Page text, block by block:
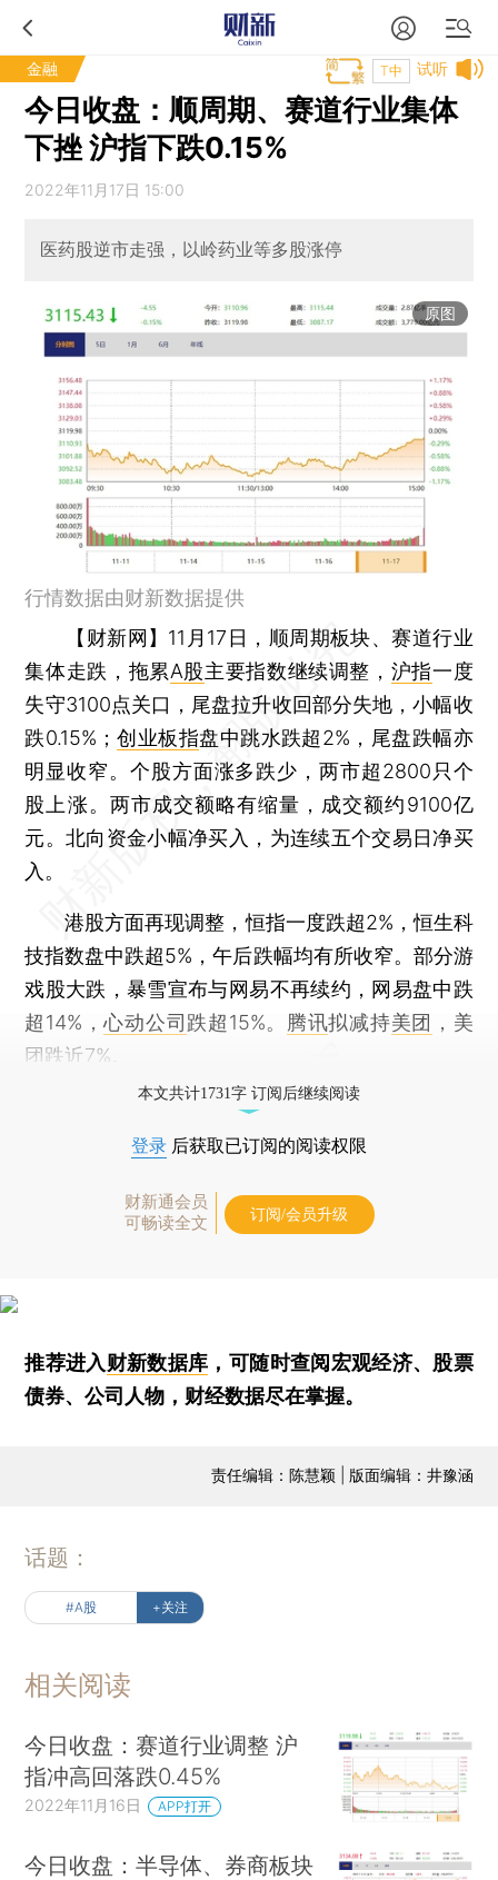
金融 试听
T中
今日收盘：顺周期、赛道行业集体
下挫 沪指下跌0.15%
2022年11月17日 15:00
医药股逆市走强，以岭药业等多股涨停
原图
行情数据由财新数据提供
【财新网】 11月17日，顺周期板块、赛道行业
集体走跌，拖累A股主要指数继续调整， 沪指一度
失守3100点关口，尾盘拉升收回部分失地，小幅收
跌0.15%； 创业板指盘中跳水跌超2%，尾盘跌幅亦
明显收窄。个股方面涨多跌少，两市超2800只个
股上涨。两市成交额略有缩量，成交额约9100亿
元。北向资金小幅净买入，为连续五个交易日净买
入。
港股方面再现调整，恒指一度跌超2%，恒生科
技指数盘中跌超5%，午后跌幅均有所收窄。部分游
戏股大跌，暴雪宣布与网易不再续约，网易盘中跌
超14%，心动公司跌超15%。 腾讯拟减持美团 ，美
团跌近7%。
本文共计1731字 订阅后继续阅读
登录 后获取已订阅的阅读权限
财新通会员
可畅读全文
订阅/会员升级
推荐进入财新数据库 ，可随时查阅宏观经济、股票
债券、公司人物，财经数据尽在掌握。
责任编辑：陈慧颖 | 版面编辑：井豫涵
话题：
#A股 +关注
相关阅读
今日收盘：赛道行业调整 沪
指冲高回落跌0.45%
2022年11月16日 APP打开
今日收盘：半导体、券商板块